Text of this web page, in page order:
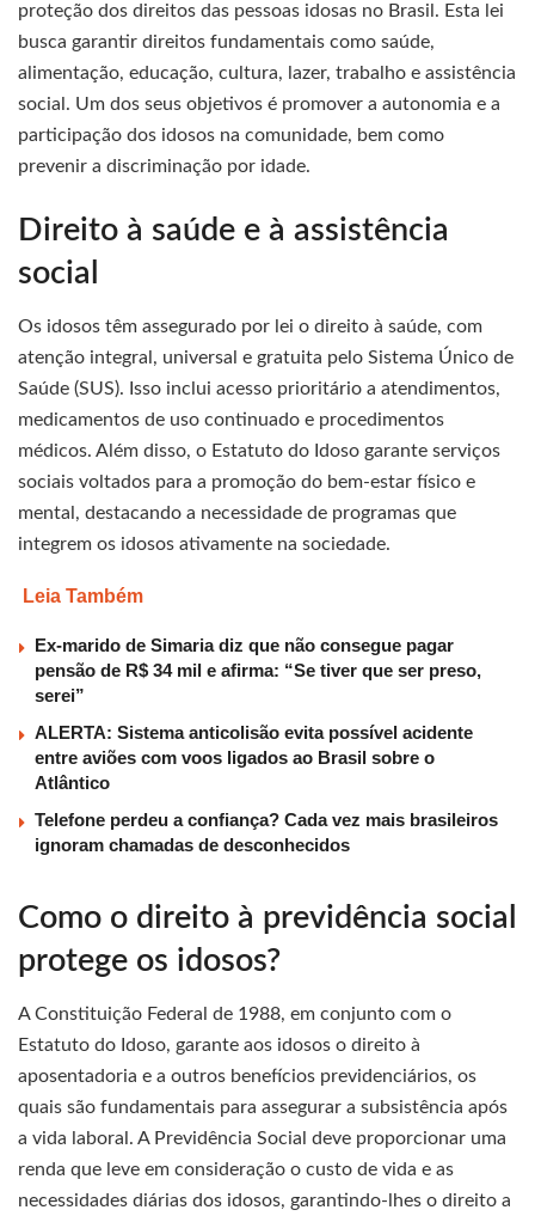
proteção dos direitos das pessoas idosas no Brasil. Esta lei
busca garantir direitos fundamentais como saúde,
alimentação, educação, cultura, lazer, trabalho e assistência
social. Um dos seus objetivos é promover a autonomia e a
participação dos idosos na comunidade, bem como
prevenir a discriminação por idade.
Direito à saúde e à assistência
social
Os idosos têm assegurado por lei o direito à saúde, com
atenção integral, universal e gratuita pelo Sistema Único de
Saúde (SUS). Isso inclui acesso prioritário a atendimentos,
medicamentos de uso continuado e procedimentos
médicos. Além disso, o Estatuto do Idoso garante serviços
sociais voltados para a promoção do bem-estar físico e
mental, destacando a necessidade de programas que
integrem os idosos ativamente na sociedade.
Leia Também
Ex-marido de Simaria diz que não consegue pagar
pensão de R$ 34 mil e afirma: “Se tiver que ser preso,
serei”
ALERTA: Sistema anticolisão evita possível acidente
entre aviões com voos ligados ao Brasil sobre o
Atlântico
Telefone perdeu a confiança? Cada vez mais brasileiros
ignoram chamadas de desconhecidos
Como o direito à previdência social
protege os idosos?
A Constituição Federal de 1988, em conjunto com o
Estatuto do Idoso, garante aos idosos o direito à
aposentadoria e a outros benefícios previdenciários, os
quais são fundamentais para assegurar a subsistência após
a vida laboral. A Previdência Social deve proporcionar uma
renda que leve em consideração o custo de vida e as
necessidades diárias dos idosos, garantindo-lhes o direito a